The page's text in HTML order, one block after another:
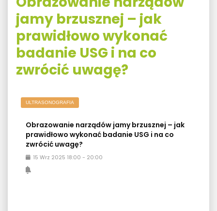
jamy brzusznej – jak
prawidłowo wykonać
badanie USG i na co
zwrócić uwagę?
ULTRASONOGRAFIA
Obrazowanie narządów jamy brzusznej – jak
prawidłowo wykonać badanie USG i na co
zwrócić uwagę?
15 Wrz 2025 18:00 - 20:00